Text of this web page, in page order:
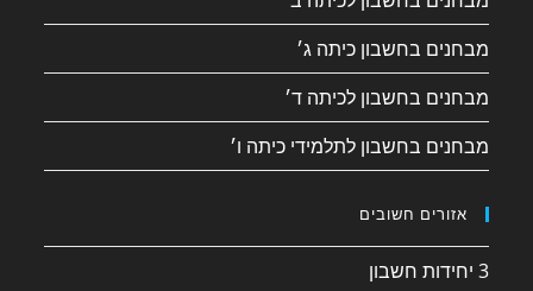
מבחנים בחשבון כיתה ג׳
מבחנים בחשבון לכיתה ד׳
מבחנים בחשבון לתלמידי כיתה ו׳
אזורים חשובים
3 יחידות חשבון